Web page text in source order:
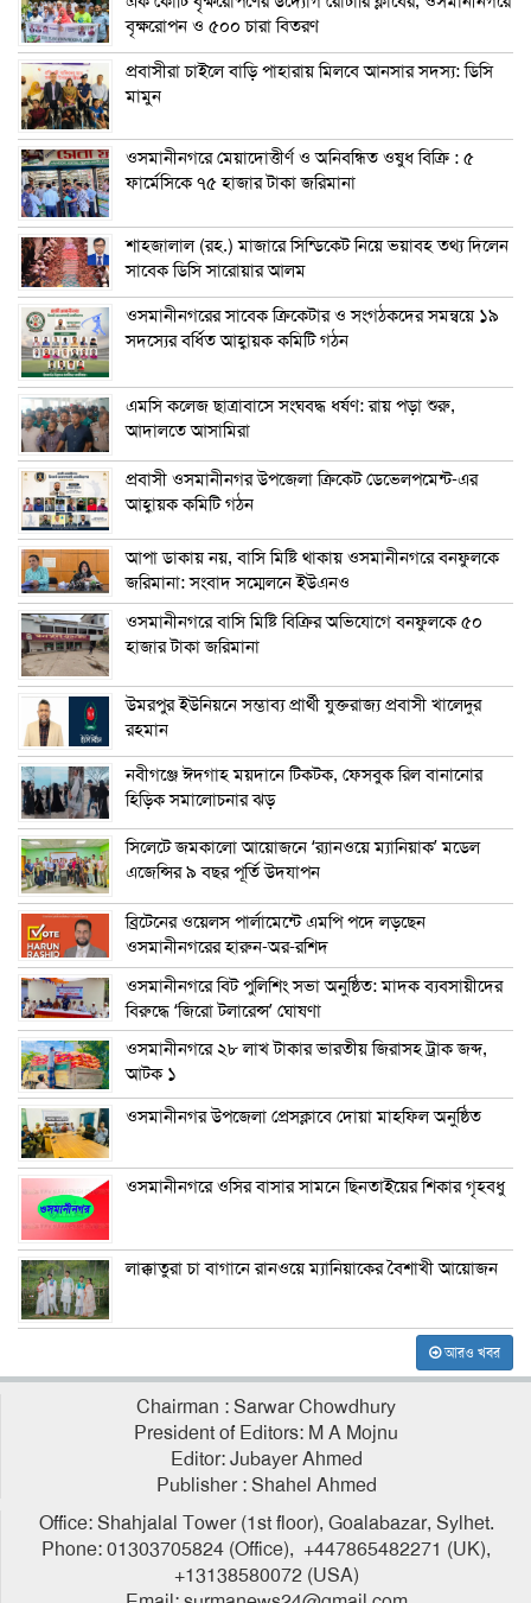
বৃক্ষরোপন ও ৫০০ চারা বিতরণ
প্রবাসীরা চাইলে বাড়ি পাহারায় মিলবে আনসার সদস্য: ডিসি
মামুন
ওসমানীনগরে মেয়াদোত্তীর্ণ ও অনিবন্ধিত ওষুধ বিক্রি : ৫
ফার্মেসিকে ৭৫ হাজার টাকা জরিমানা
শাহজালাল (রহ.) মাজারে সিন্ডিকেট নিয়ে ভয়াবহ তথ্য দিলেন
সাবেক ডিসি সারোয়ার আলম
ওসমানীনগরের সাবেক ক্রিকেটার ও সংগঠকদের সমন্বয়ে ১৯
সদস্যের বর্ধিত আহ্বায়ক কমিটি গঠন
এম‌সি কলেজ ছাত্রাবাসে সংঘবদ্ধ ধর্ষণ: রায় পড়া শুরু,
আদালতে আসামিরা
প্রবাসী ওসমানীনগর উপজেলা ক্রিকেট ডেভেলপমেন্ট-এর
আহ্বায়ক কমিটি গঠন
আপা ডাকায় নয়, বাসি মিষ্টি থাকায় ওসমানীনগরে বনফুলকে
জরিমানা: সংবাদ সম্মেলনে ইউএনও
ওসমানীনগরে বাসি মিষ্টি বিক্রির অভিযোগে বনফুলকে ৫০
হাজার টাকা জরিমানা
উমরপুর ইউনিয়নে সম্ভাব্য প্রার্থী যুক্তরাজ্য প্রবাসী খালেদুর
রহমান
নবীগঞ্জে ঈদগাহ ময়দানে টিকটক, ফেসবুক রিল বানানোর
হিড়িক সমালোচনার ঝড়
সিলেটে জমকালো আয়োজনে ‘র‍্যানওয়ে ম্যানিয়াক’ মডেল
এজেন্সির ৯ বছর পূর্তি উদযাপন
ব্রিটেনের ওয়েলস পার্লামেন্টে এমপি পদে লড়ছেন
ওসমানীনগরের হারুন-অর-রশিদ
ওসমানীনগরে বিট পুলিশিং সভা অনুষ্ঠিত: মাদক ব্যবসায়ীদের
বিরুদ্ধে ‘জিরো টলারেন্স’ ঘোষণা
ওসমানীনগরে ২৮ লাখ টাকার ভারতীয় জিরাসহ ট্রাক জব্দ,
আটক ১
ওসমানীনগর উপজেলা প্রেসক্লাবে দোয়া মাহফিল অনুষ্ঠিত
ওসমানীনগরে ওসির বাসার সামনে ছিনতাইয়ের শিকার গৃহবধু
লাক্কাতুরা চা বাগানে রানওয়ে ম্যানিয়াকের বৈশাখী আয়োজন
আরও খবর
Chairman : Sarwar Chowdhury
President of Editors: M A Mojnu
Editor: Jubayer Ahmed
Publisher : Shahel Ahmed
Office: Shahjalal Tower (1st floor), Goalabazar, Sylhet.
Phone: 01303705824 (Office), +447865482271 (UK),
+13138580072 (USA)